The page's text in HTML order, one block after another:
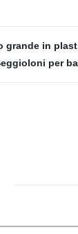
grande in
per